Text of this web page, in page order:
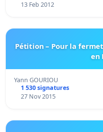
13 Feb 2012
Pétition – Pour la
en
Yann GOURIOU
1 530 signatures
27 Nov 2015